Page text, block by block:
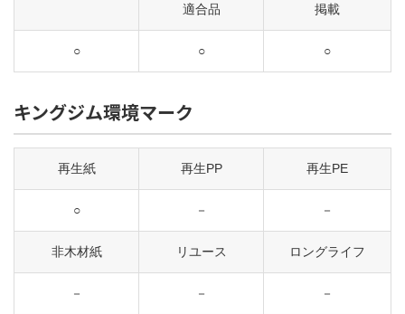
適合品
掲載
○ ○ ○
キングジム環境マーク
再生紙 再生PP 再生PE
○ － －
非木材紙 リユース ロングライフ
－ － －